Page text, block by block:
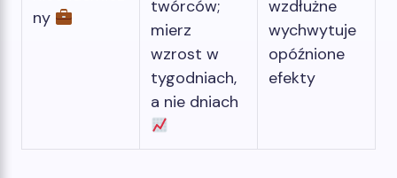
ny
twórców;
mierz
wzrost w
tygodniach,
a nie dniach
wzdłużne
wychwytuje
opóźnione
efekty